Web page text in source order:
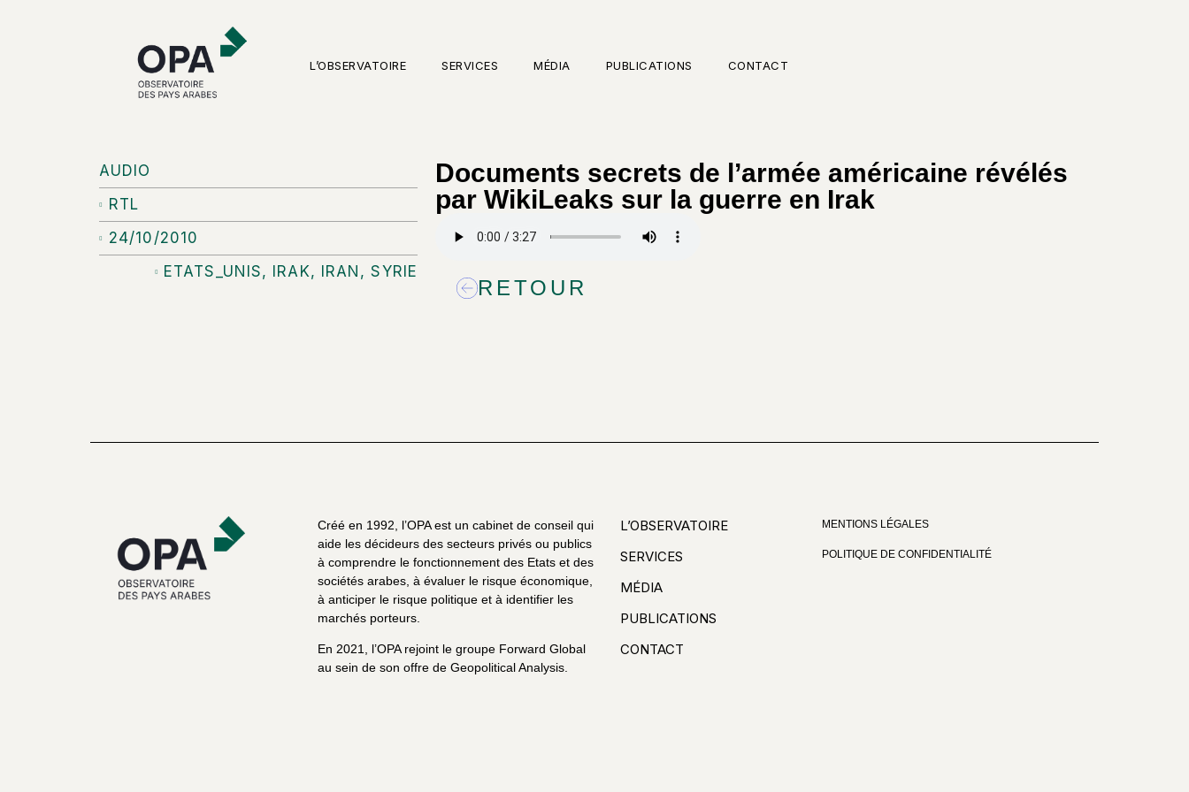
L’OBSERVATOIRE SERVICES MÉDIA PUBLICATIONS CONTACT
AUDIO
RTL
24/10/2010
ETATS_UNIS, IRAK, IRAN ,SYRIE
Documents secrets de l’armée américaine révélés
par WikiLeaks sur la guerre en Irak
RETOUR
Créé en 1992, l’OPA est un cabinet de conseil qui
aide les décideurs des secteurs privés ou publics
à comprendre le fonctionnement des Etats et des
sociétés arabes, à évaluer le risque économique,
à anticiper le risque politique et à identifier les
marchés porteurs.
En 2021, l’OPA rejoint le groupe Forward Global
au sein de son offre de Geopolitical Analysis.
L’OBSERVATOIRE
SERVICES
MÉDIA
PUBLICATIONS
CONTACT
MENTIONS LÉGALES
POLITIQUE DE CONFIDENTIALITÉ